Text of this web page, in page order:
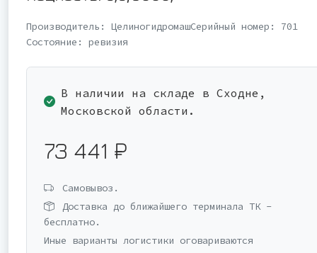
Производитель: ЦелиногидромашСерийный номер: 701
Состояние: ревизия
В наличии на складе в Сходне,
Московской области.
73 441 ₽
Самовывоз.
Доставка до ближайшего терминала ТК -
бесплатно.
Иные варианты логистики оговариваются